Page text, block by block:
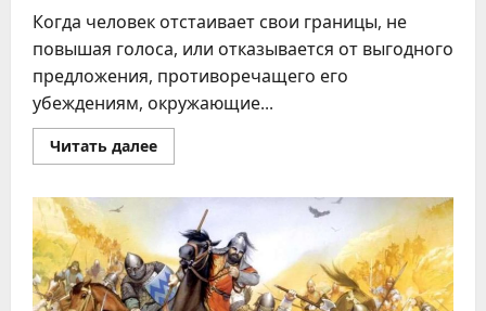
Когда человек отстаивает свои границы, не
повышая голоса, или отказывается от выгодного
предложения, противоречащего его
убеждениям, окружающие...
Читать далееПрочитать
больше
такое
истинное
достоинство
человека:
понимание
и
сохранение